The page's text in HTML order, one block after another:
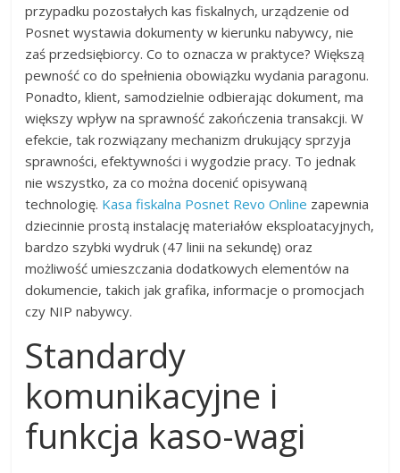
przypadku pozostałych kas fiskalnych, urządzenie od
Posnet wystawia dokumenty w kierunku nabywcy, nie
zaś przedsiębiorcy. Co to oznacza w praktyce? Większą
pewność co do spełnienia obowiązku wydania paragonu.
Ponadto, klient, samodzielnie odbierając dokument, ma
większy wpływ na sprawność zakończenia transakcji. W
efekcie, tak rozwiązany mechanizm drukujący sprzyja
sprawności, efektywności i wygodzie pracy. To jednak
nie wszystko, za co można docenić opisywaną
technologię. Kasa fiskalna Posnet Revo Online zapewnia
dziecinnie prostą instalację materiałów eksploatacyjnych,
bardzo szybki wydruk (47 linii na sekundę) oraz
możliwość umieszczania dodatkowych elementów na
dokumencie, takich jak grafika, informacje o promocjach
czy NIP nabywcy.
Standardy
komunikacyjne i
funkcja kaso-wagi